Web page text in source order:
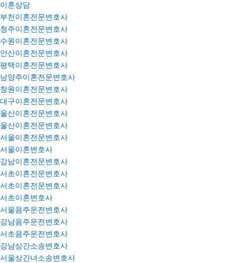
이혼상담
부천이혼전문변호사
청주이혼전문변호사
수원이혼전문변호사
안산이혼전문변호사
평택이혼전문변호사
남양주이혼전문변호사
창원이혼전문변호사
대구이혼전문변호사
울산이혼전문변호사
울산이혼전문변호사
서울이혼전문변호사
서울이혼변호사
강남이혼전문변호사
서초이혼전문변호사
서초이혼전문변호사
서초이혼변호사
서울음주운전변호사
강남음주운전변호사
서초음주운전변호사
강남상간소송변호사
서울상간녀소송변호사